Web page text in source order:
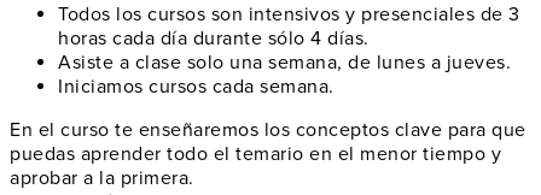
Todos los cursos son intensivos y presenciales de 3
horas cada día durante sólo 4 días.
Asiste a clase solo una semana, de lunes a jueves.
Iniciamos cursos cada semana.
En el curso te enseñaremos los conceptos clave para que
puedas aprender todo el temario en el menor tiempo y
aprobar a la primera.